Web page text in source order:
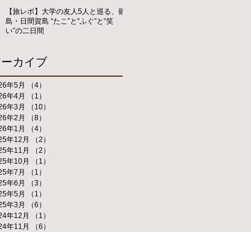
【旅レポ】大学の友人5人と巡る、篠
島・日間賀島 “たこ”と“ふぐ”と“笑
い”の二日間
カイブ
年5月 （4）
年4月
（1）
年3月
（10）
年2月
（8）
年1月
（4）
年12月
（2）
年11月
（2）
年10月
（1）
年7月
（1）
年6月
（3）
年5月
（1）
年3月
（6）
年12月
（1）
年11月
（6）